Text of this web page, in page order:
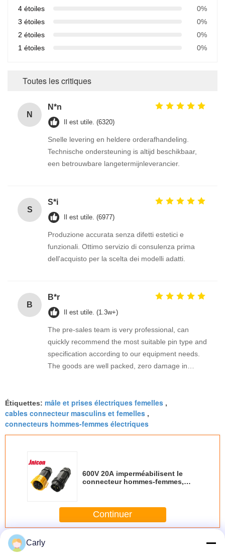
4 étoiles
0%
3 étoiles
0%
2 étoiles
0%
1 étoiles
0%
Toutes les critiques
N
N*n
Il est utile. (6320)
Snelle levering en heldere orderafhandeling.
Technische ondersteuning is altijd beschikbaar,
een betrouwbare langetermijnleverancier.
S
S*i
Il est utile. (6977)
Produzione accurata senza difetti estetici e
funzionali. Ottimo servizio di consulenza prima
dell'acquisto per la scelta dei modelli adatti.
B
B*r
Il est utile. (1.3w+)
The pre-sales team is very professional, can
quickly recommend the most suitable pin type and
specification according to our equipment needs.
The goods are well packed, zero damage in
Étiquettes: mâle et prises électriques femelles ,
cables connecteur masculins et femelles ,
connecteurs hommes-femmes électriques
600V 20A imperméabilisent le
connecteur hommes-femmes,
Continuer
PlusConnecteur hommes-femmes imperméable
Carly